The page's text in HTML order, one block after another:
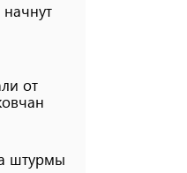
от
штурмы